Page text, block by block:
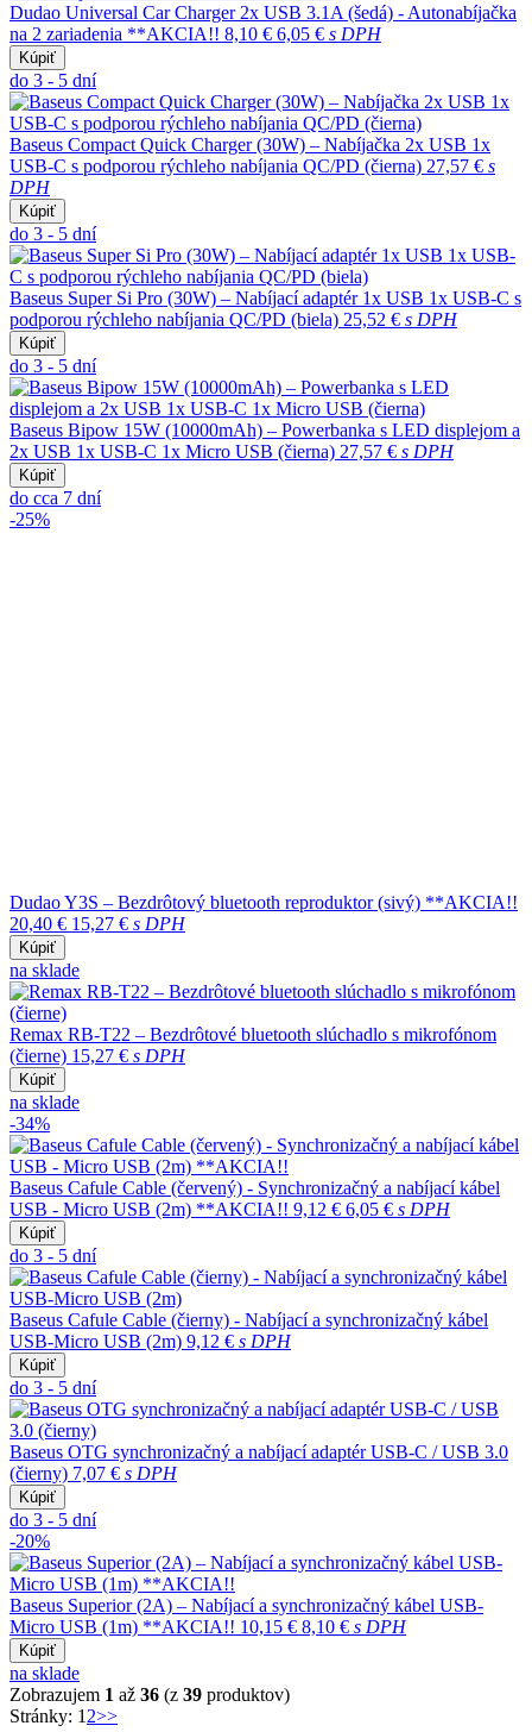
Dudao Universal Car Charger 2x USB 3.1A (šedá) - Autonabíjačka
na 2 zariadenia **AKCIA!! 8,10 € 6,05 € s DPH
Kúpiť
do 3 - 5 dní
Baseus Compact Quick Charger (30W) – Nabíjačka 2x USB 1x
USB-C s podporou rýchleho nabíjania QC/PD (čierna) 27,57 € s
DPH
Kúpiť
do 3 - 5 dní
Baseus Super Si Pro (30W) – Nabíjací adaptér 1x USB 1x USB-C s
podporou rýchleho nabíjania QC/PD (biela) 25,52 € s DPH
Kúpiť
do 3 - 5 dní
Baseus Bipow 15W (10000mAh) – Powerbanka s LED displejom a
2x USB 1x USB-C 1x Micro USB (čierna) 27,57 € s DPH
Kúpiť
do cca 7 dní
-25%
Dudao Y3S – Bezdrôtový bluetooth reproduktor (sivý) **AKCIA!!
20,40 € 15,27 € s DPH
Kúpiť
na sklade
Remax RB-T22 – Bezdrôtové bluetooth slúchadlo s mikrofónom
(čierne) 15,27 € s DPH
Kúpiť
na sklade
-34%
Baseus Cafule Cable (červený) - Synchronizačný a nabíjací kábel
USB - Micro USB (2m) **AKCIA!! 9,12 € 6,05 € s DPH
Kúpiť
do 3 - 5 dní
Baseus Cafule Cable (čierny) - Nabíjací a synchronizačný kábel
USB-Micro USB (2m) 9,12 € s DPH
Kúpiť
do 3 - 5 dní
Baseus OTG synchronizačný a nabíjací adaptér USB-C / USB 3.0
(čierny) 7,07 € s DPH
Kúpiť
do 3 - 5 dní
-20%
Baseus Superior (2A) – Nabíjací a synchronizačný kábel USB-
Micro USB (1m) **AKCIA!! 10,15 € 8,10 € s DPH
Kúpiť
na sklade
Zobrazujem 1 až 36 (z 39 produktov)
Stránky: 1 2>>